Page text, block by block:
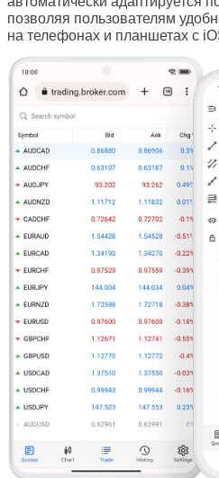
позволяя пользователям
на телефонах и планшетах с